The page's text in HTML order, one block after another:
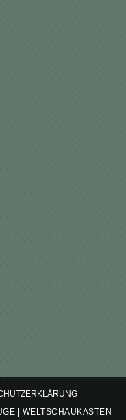
| WELTSCHAUKASTEN